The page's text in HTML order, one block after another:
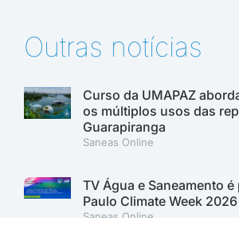
Outras notícias
Curso da UMAPAZ
os múltiplos usos das
Guarapiranga
Saneas Online
TV Água e Saneamento é
Paulo Climate Week 2026
Saneas Online